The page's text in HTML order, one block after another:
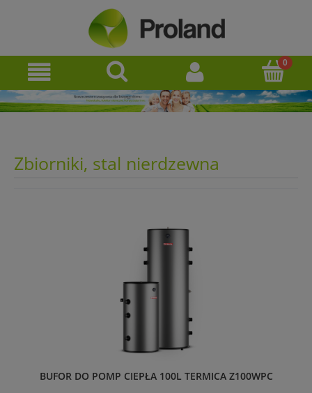
Zbiorniki, stal nierdzewna
BUFOR DO POMP CIEPŁA 100L TERMICA Z100WPC